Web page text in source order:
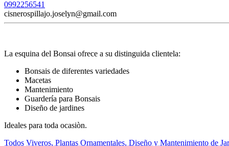
0992256541
cisnerospillajo.joselyn@gmail.com
La esquina del Bonsai ofrece a su distinguida clientela:
Bonsais de diferentes variedades
Macetas
Mantenimiento
Guardería para Bonsais
Diseño de jardines
Ideales para toda ocasiòn.
Todos Viveros, Plantas Ornamentales, Diseño y Mantenimiento de